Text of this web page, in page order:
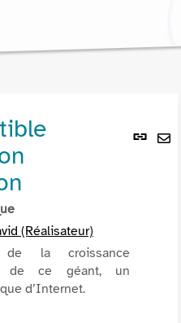
Lien
(Réalisateur)
la croissance
de ce géant, un
d’Internet.